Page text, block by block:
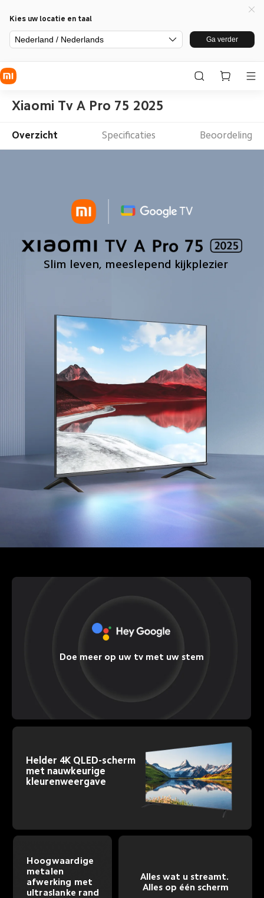
Kies uw locatie en taal
Nederland / Nederlands Ga verder
Xiaomi Tv A Pro 75 2025
Overzicht Specificaties Beoordeling
Slim leven, meeslepend kijkplezier
Doe meer op uw tv met uw stem
Helder 4K QLED-scherm
met nauwkeurige
kleurenweergave
Hoogwaardige
metalen
afwerking met
ultraslanke rand
Alles wat u streamt.
Alles op één scherm